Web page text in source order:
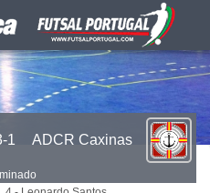
1 ADCR Caxinas